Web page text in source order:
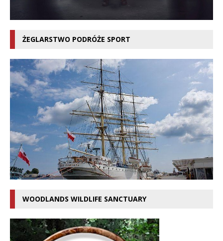
ŻEGLARSTWO PODRÓŻE SPORT
WOODLANDS WILDLIFE SANCTUARY